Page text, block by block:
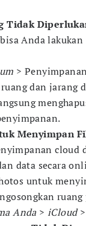
Tidak
Anda
>
dan jarang
Menyimpan
cloud
data secara
untuk
Anda>iCloud>